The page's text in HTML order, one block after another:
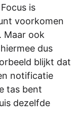
is
voorkomen
Maar ook
dus
blijkt dat
notificatie
tas bent
dezelfde